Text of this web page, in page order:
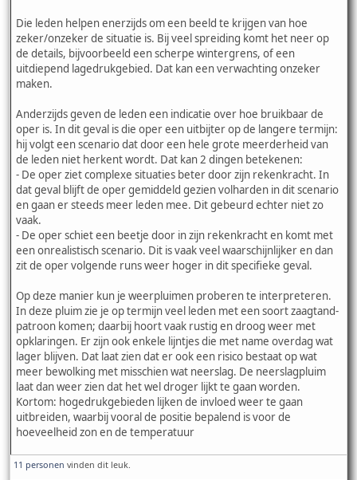
Die leden helpen enerzijds om een beeld te krijgen van hoe
zeker/onzeker de situatie is. Bij veel spreiding komt het neer op
de details, bijvoorbeeld een scherpe wintergrens, of een
uitdiepend lagedrukgebied. Dat kan een verwachting onzeker
maken.
Anderzijds geven de leden een indicatie over hoe bruikbaar de
oper is. In dit geval is die oper een uitbijter op de langere termijn:
hij volgt een scenario dat door een hele grote meerderheid van
de leden niet herkent wordt. Dat kan 2 dingen betekenen:
- De oper ziet complexe situaties beter door zijn rekenkracht. In
dat geval blijft de oper gemiddeld gezien volharden in dit scenario
en gaan er steeds meer leden mee. Dit gebeurd echter niet zo
vaak.
- De oper schiet een beetje door in zijn rekenkracht en komt met
een onrealistisch scenario. Dit is vaak veel waarschijnlijker en dan
zit de oper volgende runs weer hoger in dit specifieke geval.
Op deze manier kun je weerpluimen proberen te interpreteren.
In deze pluim zie je op termijn veel leden met een soort zaagtand-
patroon komen; daarbij hoort vaak rustig en droog weer met
opklaringen. Er zijn ook enkele lijntjes die met name overdag wat
lager blijven. Dat laat zien dat er ook een risico bestaat op wat
meer bewolking met misschien wat neerslag. De neerslagpluim
laat dan weer zien dat het wel droger lijkt te gaan worden.
Kortom: hogedrukgebieden lijken de invloed weer te gaan
uitbreiden, waarbij vooral de positie bepalend is voor de
hoeveelheid zon en de temperatuur
11 personen vinden dit leuk.